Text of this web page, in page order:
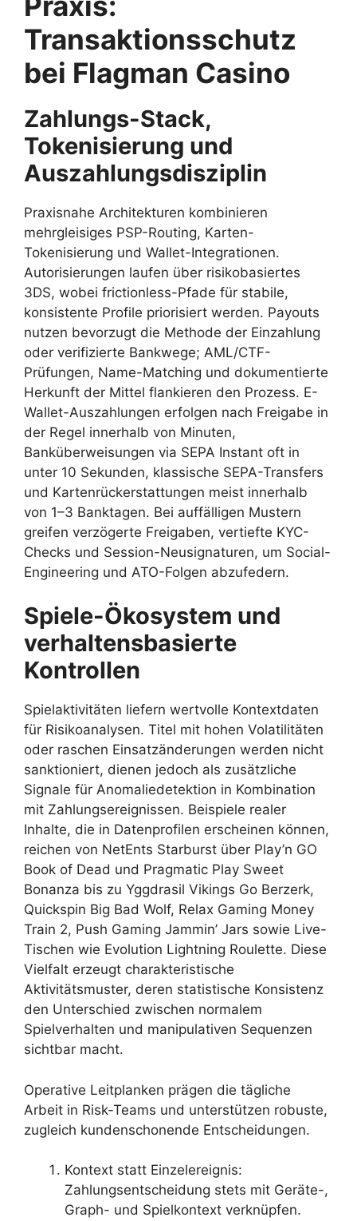
Transaktionsschutz
bei Flagman Casino
Zahlungs-Stack,
Tokenisierung und
Auszahlungsdisziplin
Praxisnahe Architekturen kombinieren
mehrgleisiges PSP-Routing, Karten-
Tokenisierung und Wallet-Integrationen.
Autorisierungen laufen über risikobasiertes
3DS, wobei frictionless-Pfade für stabile,
konsistente Profile priorisiert werden. Payouts
nutzen bevorzugt die Methode der Einzahlung
oder verifizierte Bankwege; AML/CTF-
Prüfungen, Name-Matching und dokumentierte
Herkunft der Mittel flankieren den Prozess. E-
Wallet-Auszahlungen erfolgen nach Freigabe in
der Regel innerhalb von Minuten,
Banküberweisungen via SEPA Instant oft in
unter 10 Sekunden, klassische SEPA-Transfers
und Kartenrückerstattungen meist innerhalb
von 1–3 Banktagen. Bei auffälligen Mustern
greifen verzögerte Freigaben, vertiefte KYC-
Checks und Session-Neusignaturen, um Social-
Engineering und ATO-Folgen abzufedern.
Spiele-Ökosystem und
verhaltensbasierte
Kontrollen
Spielaktivitäten liefern wertvolle Kontextdaten
für Risikoanalysen. Titel mit hohen Volatilitäten
oder raschen Einsatzänderungen werden nicht
sanktioniert, dienen jedoch als zusätzliche
Signale für Anomaliedetektion in Kombination
mit Zahlungsereignissen. Beispiele realer
Inhalte, die in Datenprofilen erscheinen können,
reichen von NetEnts Starburst über Play’n GO
Book of Dead und Pragmatic Play Sweet
Bonanza bis zu Yggdrasil Vikings Go Berzerk,
Quickspin Big Bad Wolf, Relax Gaming Money
Train 2, Push Gaming Jammin’ Jars sowie Live-
Tischen wie Evolution Lightning Roulette. Diese
Vielfalt erzeugt charakteristische
Aktivitätsmuster, deren statistische Konsistenz
den Unterschied zwischen normalem
Spielverhalten und manipulativen Sequenzen
sichtbar macht.
Operative Leitplanken prägen die tägliche
Arbeit in Risk-Teams und unterstützen robuste,
zugleich kundenschonende Entscheidungen.
Kontext statt Einzelereignis:
Zahlungsentscheidung stets mit Geräte-,
Graph- und Spielkontext verknüpfen.